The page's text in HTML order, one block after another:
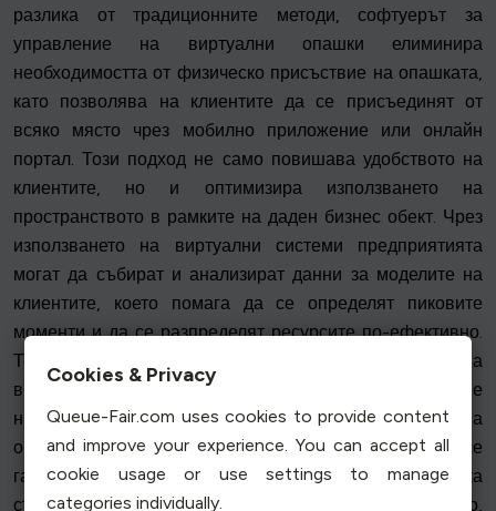
разлика от традиционните методи, софтуерът за
управление на виртуални опашки елиминира
необходимостта от физическо присъствие на опашката,
като позволява на клиентите да се присъединят от
всяко място чрез мобилно приложение или онлайн
портал. Този подход не само повишава удобството на
клиентите, но и оптимизира използването на
пространството в рамките на даден бизнес обект. Чрез
използването на виртуални системи предприятията
могат да събират и анализират данни за моделите на
клиентите, което помага да се определят пиковите
моменти и да се разпределят ресурсите по-ефективно.
Това води до по-плавни операции и намаляване на
времето за чакане. Освен това виртуалното управление
на опашки позволява да се даде приоритет на
определени групи клиенти или услуги, като се
гарантира, че спешните случаи или случаите с висока
стойност се разглеждат незабавно. Като цяло,
Cookies & Privacy
Queue-Fair.com uses cookies to provide content
and improve your experience. You can accept all
cookie usage or use settings to manage
categories individually.